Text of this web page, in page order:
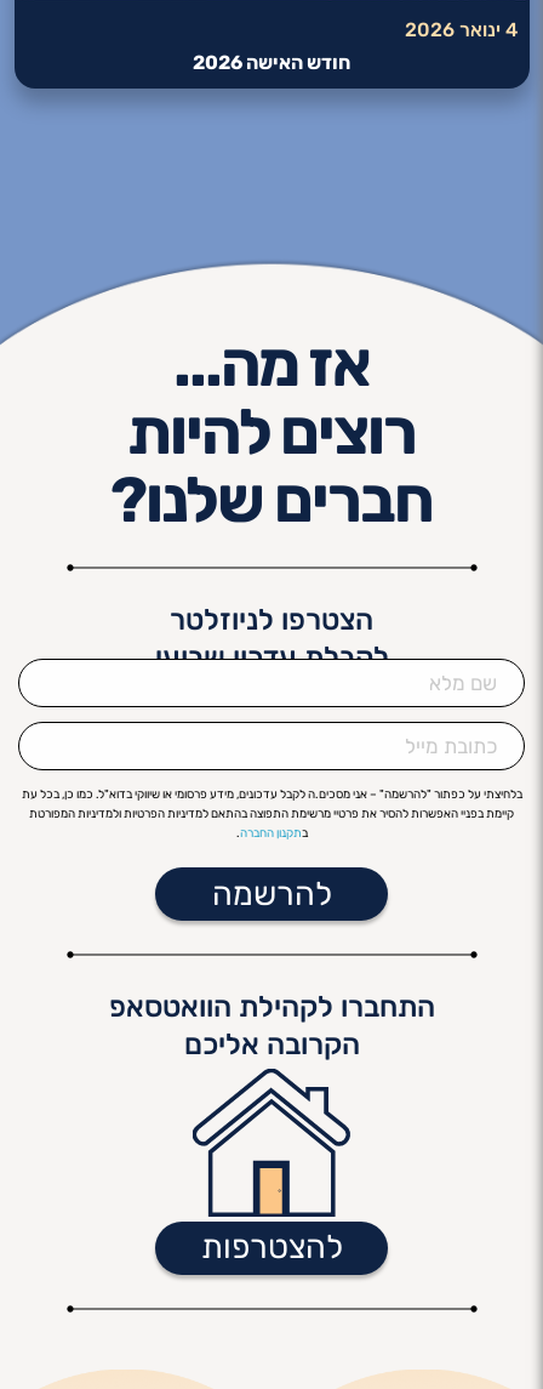
4 ינואר 2026
חודש האישה 2026
אז מה...
רוצים להיות
חברים שלנו?
הצטרפו לניוזלטר
לקבלת עדכון שבועי
שם
מלא
כתובת
מייל
בלחיצתי על כפתור "להרשמה" – אני מסכים.ה לקבל עדכונים, מידע פרסומי או שיווקי בדוא"ל. כמו כן, בכל עת
קיימת בפניי האפשרות להסיר את פרטיי מרשימת התפוצה בהתאם למדיניות הפרטיות ולמדיניות המפורטת
בתקנון החברה.
התחברו לקהילת הוואטסאפ
הקרובה אליכם
להצטרפות